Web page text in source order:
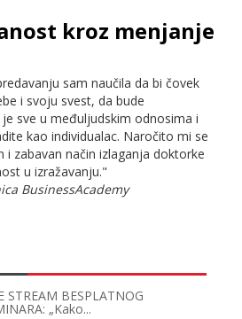
kroz menjanje
sam naučila da bi čovek
i svoju svest, da bude
sve u međuljudskim odnosima i
kao individualac. Naročito mi se
i zabavan način izlaganja doktorke
u izražavanju."
BusinessAcademy
STREAM BESPLATNOG
„Kako...